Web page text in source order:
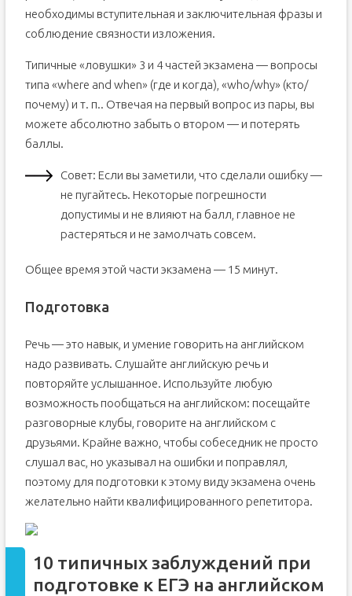
необходимы вступительная и заключительная фразы и
соблюдение связности изложения.
Типичные «ловушки» 3 и 4 частей экзамена — вопросы
типа «where and when» (где и когда), «who/why» (кто/
почему) и т. п.. Отвечая на первый вопрос из пары, вы
можете абсолютно забыть о втором — и потерять
баллы.
Совет: Если вы заметили, что сделали ошибку —
не пугайтесь. Некоторые погрешности
допустимы и не влияют на балл, главное не
растеряться и не замолчать совсем.
Общее время этой части экзамена — 15 минут.
Подготовка
Речь — это навык, и умение говорить на английском
надо развивать. Слушайте английскую речь и
повторяйте услышанное. Используйте любую
возможность пообщаться на английском: посещайте
разговорные клубы, говорите на английском с
друзьями. Крайне важно, чтобы собеседник не просто
слушал вас, но указывал на ошибки и поправлял,
поэтому для подготовки к этому виду экзамена очень
желательно найти квалифицированного репетитора.
10 типичных заблуждений при
подготовке к ЕГЭ на английском